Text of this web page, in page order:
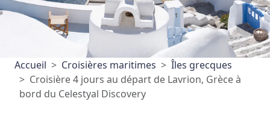
Accueil Croisières maritimes
Îles grecques
Croisière 4 jours au départ de Lavrion, Grèce à
bord du Celestyal Discovery